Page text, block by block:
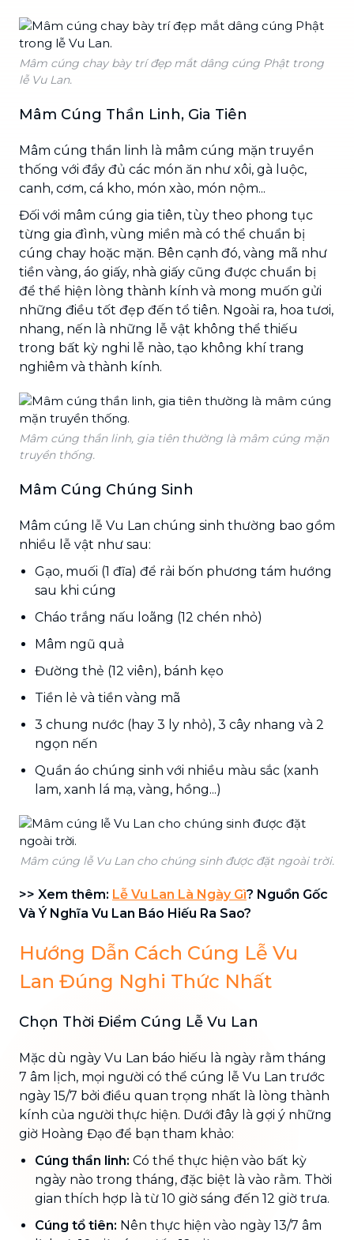
Mâm cúng chay bày trí đẹp mắt dâng cúng Phật trong
lễ Vu Lan.
Mâm Cúng Thần Linh, Gia Tiên
Mâm cúng thần linh là mâm cúng mặn truyền
thống với đầy đủ các món ăn như xôi, gà luộc,
canh, cơm, cá kho, món xào, món nộm...
Đối với mâm cúng gia tiên, tùy theo phong tục
từng gia đình, vùng miền mà có thể chuẩn bị
cúng chay hoặc mặn. Bên cạnh đó, vàng mã như
tiền vàng, áo giấy, nhà giấy cũng được chuẩn bị
để thể hiện lòng thành kính và mong muốn gửi
những điều tốt đẹp đến tổ tiên. Ngoài ra, hoa tươi,
nhang, nến là những lễ vật không thể thiếu
trong bất kỳ nghi lễ nào, tạo không khí trang
nghiêm và thành kính.
Mâm cúng thần linh, gia tiên thường là mâm cúng mặn
truyền thống.
Mâm Cúng Chúng Sinh
Mâm cúng lễ Vu Lan chúng sinh thường bao gồm
nhiều lễ vật như sau:
Gạo, muối (1 đĩa) để rải bốn phương tám hướng
sau khi cúng
Cháo trắng nấu loãng (12 chén nhỏ)
Mâm ngũ quả
Đường thẻ (12 viên), bánh kẹo
Tiền lẻ và tiền vàng mã
3 chung nước (hay 3 ly nhỏ), 3 cây nhang và 2
ngọn nến
Quần áo chúng sinh với nhiều màu sắc (xanh
lam, xanh lá mạ, vàng, hồng...)
Mâm cúng lễ Vu Lan cho chúng sinh được đặt ngoài trời.
>> Xem thêm: Lễ Vu Lan Là Ngày Gì? Nguồn Gốc
Và Ý Nghĩa Vu Lan Báo Hiếu Ra Sao?
Hướng Dẫn Cách Cúng Lễ Vu
Lan Đúng Nghi Thức Nhất
Chọn Thời Điểm Cúng Lễ Vu Lan
Mặc dù ngày Vu Lan báo hiếu là ngày rằm tháng
7 âm lịch, mọi người có thể cúng lễ Vu Lan trước
ngày 15/7 bởi điều quan trọng nhất là lòng thành
kính của người thực hiện. Dưới đây là gợi ý những
giờ Hoàng Đạo để bạn tham khảo:
Cúng thần linh: Có thể thực hiện vào bất kỳ
ngày nào trong tháng, đặc biệt là vào rằm. Thời
gian thích hợp là từ 10 giờ sáng đến 12 giờ trưa.
Cúng tổ tiên: Nên thực hiện vào ngày 13/7 âm